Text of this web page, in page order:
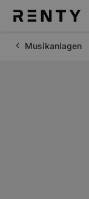
Musikanlagen